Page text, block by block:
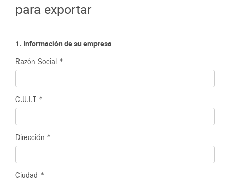
para exportar
1. Información de su empresa
Razón Social *
C.U.I.T *
Dirección *
Ciudad *